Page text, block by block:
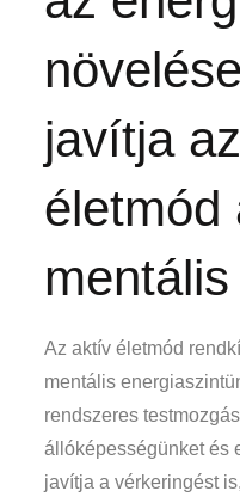
javítja
életmód
Az aktív életmód
mentális
rendszeres
állóképességünket és
javítja a vérkeringést